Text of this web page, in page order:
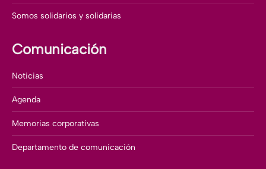
Somos solidarios y solidarias
Comunicación
Noticias
Agenda
Memorias corporativas
Departamento de comunicación